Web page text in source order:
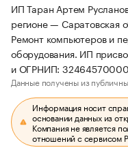
ИП Таран Артем
регионе — Саратовская
Ремонт компьютеров и
оборудования. ИП
и ОГРНИП:
Данные получены из
Информация носит
основании данных из
Компания не является
отношений с сервисом